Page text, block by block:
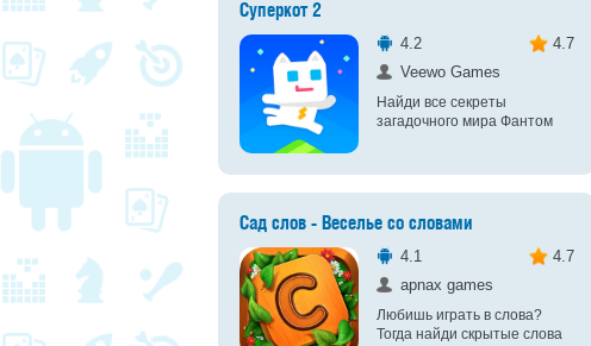
Суперкот 2
4.2
4.7
Veewo Games
Найди все секреты
загадочного мира Фантом
Сад слов - Веселье со словами
4.1
4.7
apnax games
Любишь играть в слова?
Тогда найди скрытые слова